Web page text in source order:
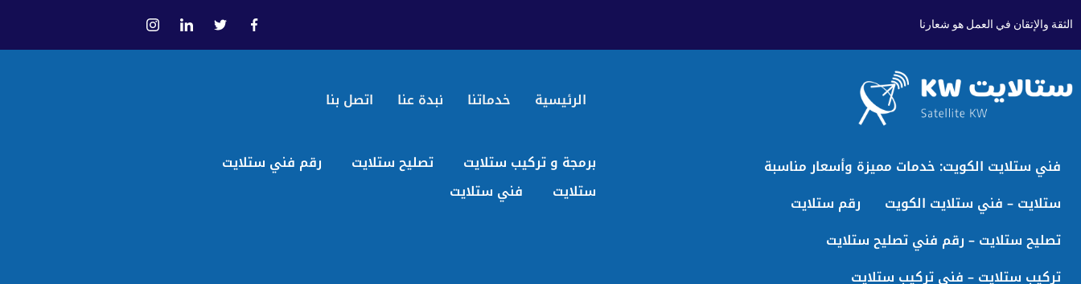
الثقة والإتقان في العمل هو شعارنا
الرئيسية خدماتنا نبدة عنا اتصل بنا
فني ستلايت الكويت: خدمات مميزة وأسعار مناسبة
ستلايت – فني ستلايت الكويت
رقم ستلايت
تصليح ستلايت – رقم فني تصليح ستلايت
تركيب ستلايت – فني تركيب ستلايت
برمجة و تركيب ستلايت تصليح ستلايت
رقم فني ستلايت
ستلايت
فني ستلايت